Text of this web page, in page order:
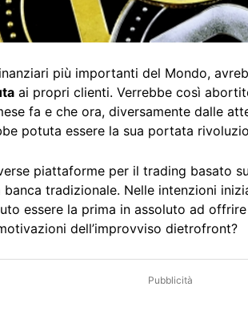
più importanti del Mondo,
ai propri clienti. Verrebbe così
fa e che ora, diversamente dalle
potuta essere la sua portata
piattaforme per il trading basato
tradizionale. Nelle intenzioni
essere la prima in assoluto ad
dell’improvviso dietrofront?
Pubblicità